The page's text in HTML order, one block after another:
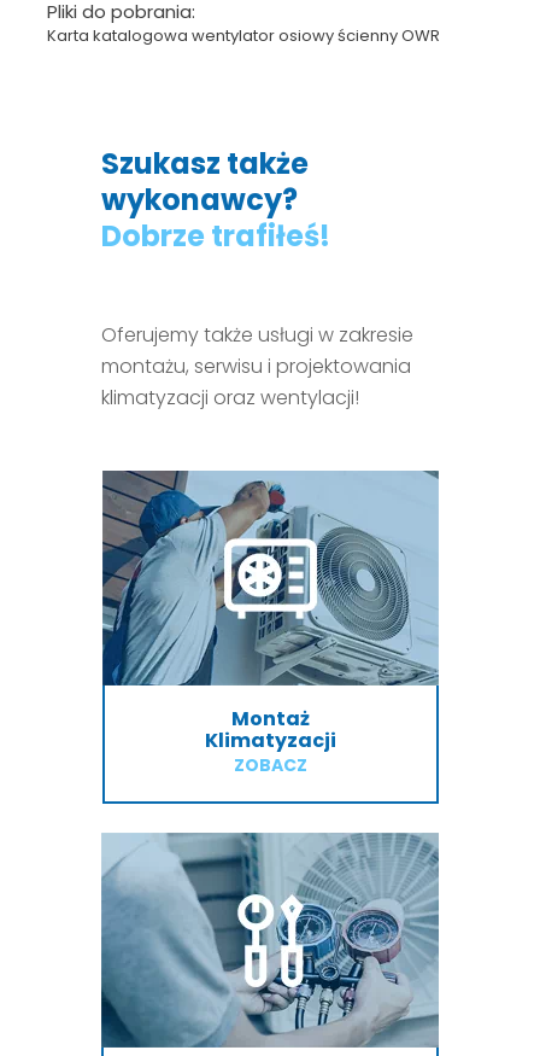
Pliki do pobrania:
Karta katalogowa wentylator osiowy ścienny OWR
Szukasz także
wykonawcy?
Dobrze trafiłeś!
Oferujemy także usługi w zakresie
montażu, serwisu i projektowania
klimatyzacji oraz wentylacji!
Montaż
Klimatyzacji
ZOBACZ